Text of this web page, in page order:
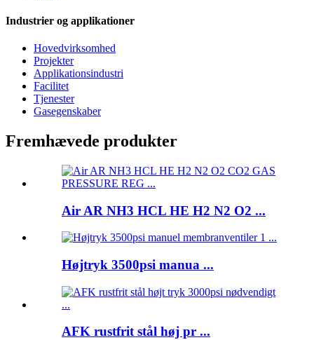
Industrier og applikationer
Hovedvirksomhed
Projekter
Applikationsindustri
Facilitet
Tjenester
Gasegenskaber
Fremhævede produkter
Air AR NH3 HCL HE H2 N2 O2 ...
Højtryk 3500psi manua ...
AFK rustfrit stål høj pr ...